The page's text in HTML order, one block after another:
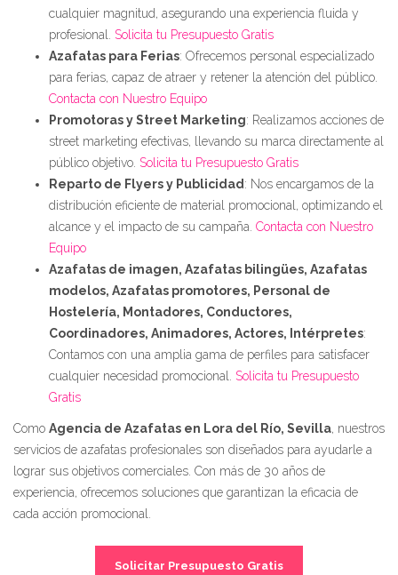
cualquier magnitud, asegurando una experiencia fluida y
profesional. Solicita tu Presupuesto Gratis
Azafatas para Ferias: Ofrecemos personal especializado
para ferias, capaz de atraer y retener la atención del público.
Contacta con Nuestro Equipo
Promotoras y Street Marketing: Realizamos acciones de
street marketing efectivas, llevando su marca directamente al
público objetivo. Solicita tu Presupuesto Gratis
Reparto de Flyers y Publicidad : Nos encargamos de la
distribución eficiente de material promocional, optimizando el
alcance y el impacto de su campaña. Contacta con Nuestro
Equipo
Azafatas de imagen, Azafatas bilingües, Azafatas
modelos, Azafatas promotores, Personal de
Hostelería, Montadores, Conductores,
Coordinadores, Animadores, Actores, Intérpretes:
Contamos con una amplia gama de perfiles para satisfacer
cualquier necesidad promocional. Solicita tu Presupuesto
Gratis
Como Agencia de Azafatas en Lora del Río, Sevilla, nuestros
servicios de azafatas profesionales son diseñados para ayudarle a
lograr sus objetivos comerciales. Con más de 30 años de
experiencia, ofrecemos soluciones que garantizan la eficacia de
cada acción promocional.
Solicitar Presupuesto Gratis